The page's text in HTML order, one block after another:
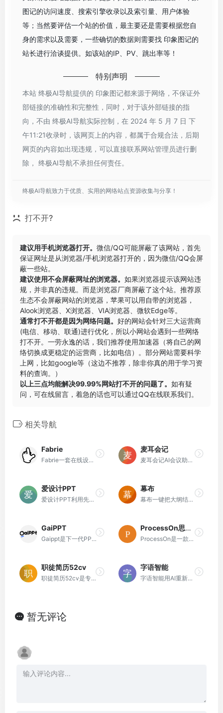
图记的访问速度、搜索引擎收录以及索引量、用户体验
等；当然要评估一个站的价值，最主要还是需要根据您自
身的需求以及需要，一些确切的数据则需要找 印象图记的
站长进行洽谈提供。如该站的IP、PV、跳出率等！
特别声明
本站 终极AI导航提供的 印象图记都来源于网络，不保证外
部链接的准确性和完整性，同时，对于该外部链接的指
向，不由 终极AI导航实际控制，在 2024 年 5 月 7 日 下
午11:21收录时，该网页上的内容，都属于合规合法，后期
网页的内容如出现违规，可以直接联系网站管理员进行删
除， 终极AI导航不承担任何责任。
终极AI导航致力于优质、实用的网络站点资源收集与分享！
打不开?
建议用手机浏览器打开。 微信/QQ可能屏蔽了该网站，首先
保证网址是从浏览器/手机浏览器打开的，因为微信/QQ会屏
蔽一些站。
建议使用不会屏蔽网址的浏览器。 如果浏览器提示该网站违
规，并非真的违规。而是浏览器厂商屏蔽了这个站。推荐原
生态不会屏蔽网站的浏览器，苹果可以用自带的浏览器，
Alook浏览器
X浏览器 VIA浏览器 微软Edge等。
通常打不开都是因为网络问题。 好的网站会针对三大运营商
(电信、移动、联通)进行优化，所以小网站会遇到一些网络
打不开。一劳永逸的话，我们推荐使用加速器（将自己的网
络切换成更稳定的运营商，比如电信）。部分网站需要科学
上网，比如google等（这边不推荐，除非你真的用于学习资
料的查询。）
以上三点均能解决99.99%网站打不开的问题了。 如有疑
问，可在线留言，着急的话也可以通过QQ在线联系我们。
相关导航
Fabrie
Fabrie一套在线设计协作工具
麦耳会记
麦耳会记AI会议助手，支持语音转文字、字幕同传、AI摘要。
爱设计PPT
爱设计PPT利用先进的AI技术,自动创建并优化PPT模版。
幕布
幕布一键把大纲结构的文本内容转化成思维导图。
GaiPPT
Gaippt是下一代PPT美化神器，基于AI智能辅助，可根据内容生成带有高度结构化可视化的PPT版式，并提供丰富的快捷操作，让PPT设计制作更简单。
ProcessOn思维导图流程图
ProcessOn是一款专业在线作图工具和知识分享社区，提供AI生成思维导图流程图。支持思维导图、流程图、组织结构图、网络拓扑图、鱼骨图、UML图等多种图形，同时可实现人与人之间的实时协作和共享，提升团队工作效率。
职徒简历52cv
职徒简历52cv是专业的智能简历制作工具，拥有大量的中英文简历模板、简历案例，可进行智能简历检测，支持金融、互联网、咨询、快销等行业中文简历、英文简历制作，适用于应届生求职、实习、研究生升学等多个场景。
字语智能
字语智能用AI重新定义新一代办公平台
暂无评论